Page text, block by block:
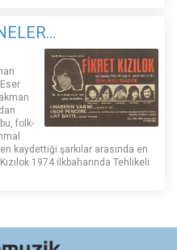
folk-
kaydettiği şarkılar arasında en
1974 ilkbaharında Tehlikeli